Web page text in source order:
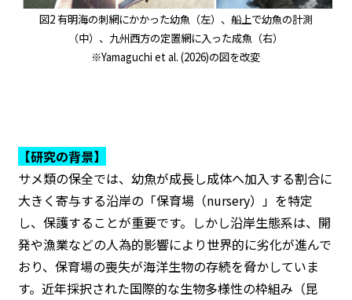
図2 有明海の刺網にかかった幼魚（左）、船上で幼魚の計測
（中）、九州西方の定置網に入った成魚（右）
※Yamaguchi et al. (2026)の図を改変
【研究の背景】
サメ類の保全では、幼魚が成長し成体へ加入する割合に
大きく寄与する沿岸の「保育場（nursery）」を特定
し、保護することが重要です。しかし沿岸生態系は、開
発や漁業などの人為的影響により世界的に劣化が進んで
おり、保育場の喪失が海洋生物の存続を脅かしていま
す。近年採択された国際的な生物多様性の枠組み（昆